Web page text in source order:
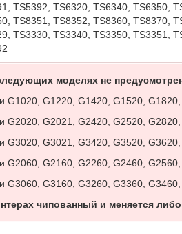
TS5392, TS6320, TS6340, TS6350,
TS8351, TS8352, TS8360, TS8370,
TS3330, TS3340, TS3350, TS3351,
моделях не
G1020, G1220, G1420, G1520,
G2020, G2021, G2420, G2520,
G3020, G3021, G3420, G3520,
G2060, G2160, G2260, G2460,
G3060, G3160, G3260, G3360,
чипованный и меняется либо